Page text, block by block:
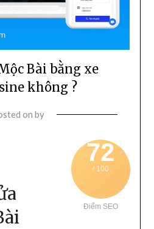
Bài bằng xe
không ?
on by
72
/ 100
Điểm SEO